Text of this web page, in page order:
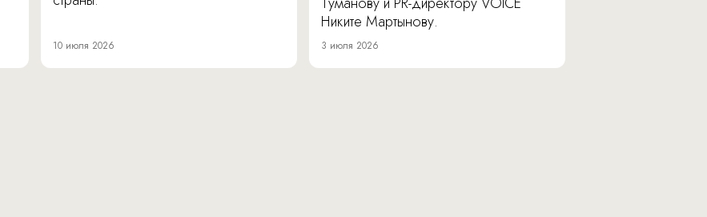
10 июля 2026
Никите Мартынову.
3 июля 2026